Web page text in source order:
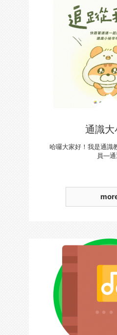
通識大
哈囉大家好！我是通識
員—通